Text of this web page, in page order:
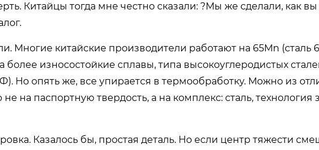
Китайцы тогда мне честно сказали: ?Мы же сделали, как
Многие китайские производители работают на 65Mn (сталь
более износостойкие сплавы, типа высокоуглеродистых
Но опять же, все упирается в термообработку. Можно из
на паспортную твердость, а на комплекс: сталь, технология
Казалось бы, простая деталь. Но если центр тяжести